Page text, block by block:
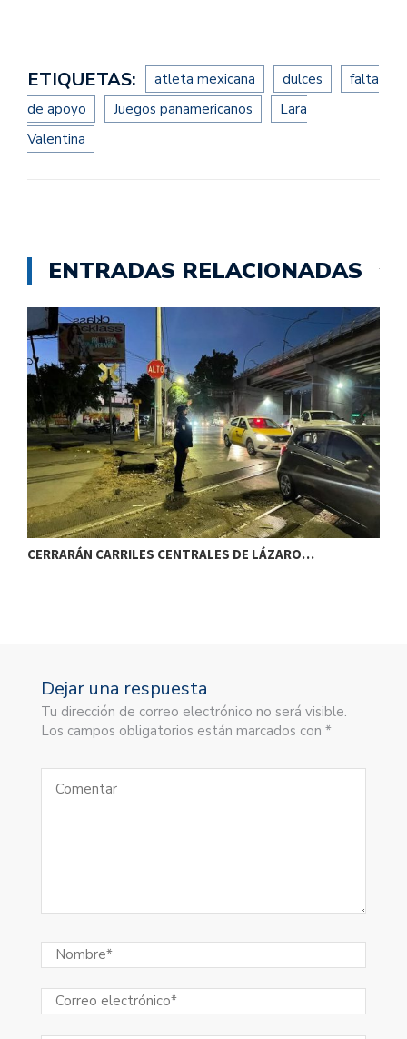
ETIQUETAS: atleta mexicana dulces
falta
de apoyo
Juegos panamericanos
Lara
Valentina
ENTRADAS RELACIONADAS
CERRARÁN CARRILES CENTRALES DE LÁZARO…
Dejar una respuesta
Tu dirección de correo electrónico no será visible.
Los campos obligatorios están marcados con *